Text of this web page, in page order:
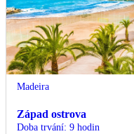
Madeira
Západ ostrova
Doba trvání: 9 hodin